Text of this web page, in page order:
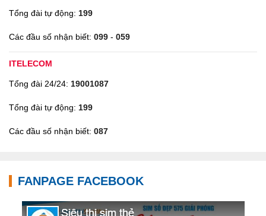
Tổng đài tự động: 199
Các đầu số nhận biết: 099 - 059
ITELECOM
Tổng đài 24/24: 19001087
Tổng đài tự động: 199
Các đầu số nhận biết: 087
FANPAGE FACEBOOK